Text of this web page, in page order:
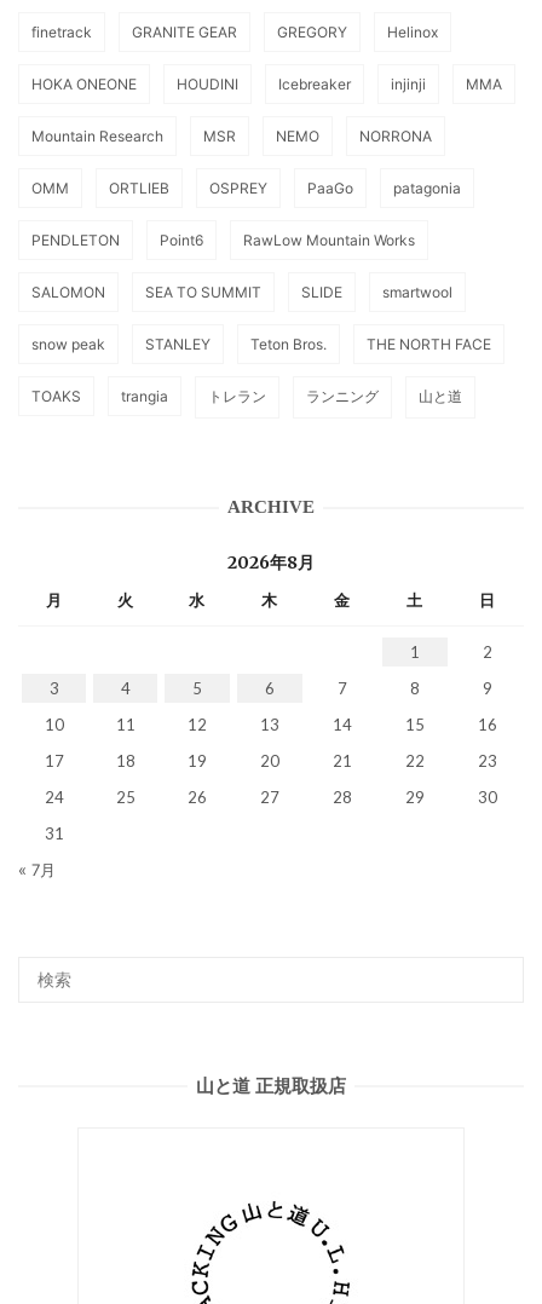
finetrack GRANITE GEAR GREGORY Helinox
HOKA ONEONE HOUDINI Icebreaker injinji MMA
Mountain Research MSR NEMO NORRONA
OMM ORTLIEB OSPREY PaaGo patagonia
PENDLETON Point6 RawLow Mountain Works
SALOMON SEA TO SUMMIT SLIDE smartwool
snow peak STANLEY Teton Bros. THE NORTH FACE
TOAKS trangia トレラン ランニング 山と道
ARCHIVE
2026年8月
月 火 水 木 金 土 日
1
2
3
4 5 6 7 8
9
10
11 12 13 14 15
16
17
18 19 20 21 22
23
24
25 26 27 28 29
30
31
« 7月
山と道 正規取扱店